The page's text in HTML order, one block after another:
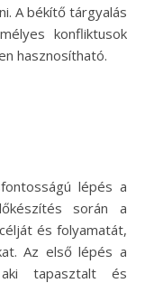
A békítő tárgyalás
konfliktusok
hasznosítható.
lépés a
során a
és folyamatát,
Az első lépés a
aki tapasztalt és